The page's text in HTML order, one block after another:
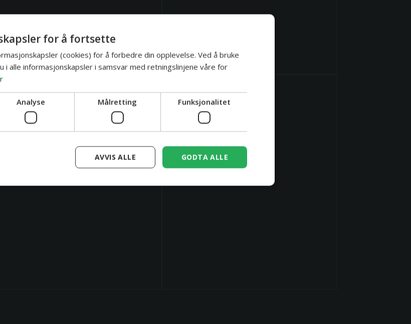
for å fortsette
(cookies) for å forbedre din opplevelse. Ved å bruke
alle informasjonskapsler i samsvar med retningslinjene våre for
Analyse Målretting Funksjonalitet
GODTA ALLE
AVVIS ALLE